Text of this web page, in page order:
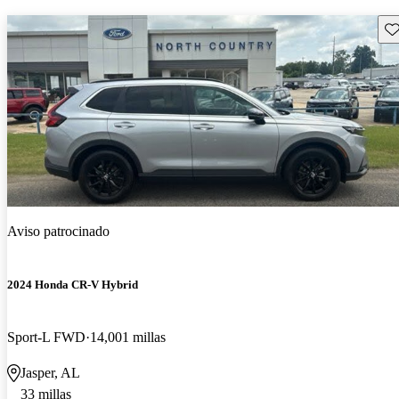
Aviso patrocinado
2024 Honda CR-V Hybrid
Sport-L FWD 14,001 millas
Jasper, AL
33 millas